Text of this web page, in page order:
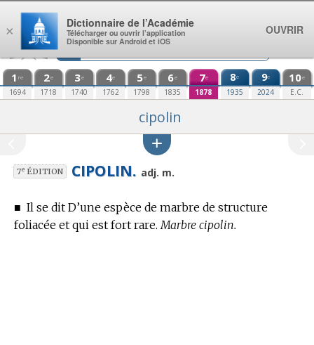
Aller au contenu
1 re
1694
2e
1718
3e
1740
4e
1762
5e
1798
6e
1835
7e
1878
8e
1935
9e
2024
10e
E.C.
cipolin
7eÉDITION CIPOLIN. adj. m.
■ Il se dit D’une espèce de marbre de structure
foliacée et qui est fort rare. Marbre cipolin.
×
Dictionnaire de l’Académie
Télécharger ou ouvrir l’application
Disponible sur Android et iOS
OUVRIR